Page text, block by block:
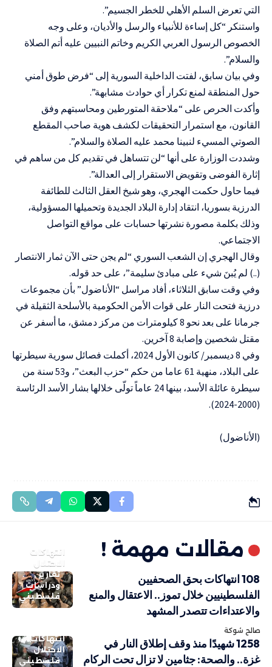
التي تعرض السلم الأهلي للخطر الجسيم”.
واستنكر “كل إساءة للأنبياء والرسل والأديان، وعلى وجه
الخصوص الرسول العربي الكريم وخاتم النبيين عليه أتم الصلاة
والسلام”.
وفي بيان سابق، لفتت الداخلية السورية إلى “فرض طوق أمني
حول المنطقة لمنع تكرار أي حوادث مشابهة”.
وأكدت الحرص على “ملاحقة المتورطين ومحاسبتهم وفق
القانون، مع استمرار التحقيقات لكشف هوية صاحب المقطع
الصوتي المسيء لنبينا محمد عليه الصلاة والسلام”.
وشددت الوزارة على أنها “لن تتساهل في تقديم كل من ساهم في
إثارة الفوضى وتقويض الاستقرار إلى العدالة”.
فيما حاول حكمت الهجري، وهو شيخ العقل الثالث للطائفة
الدرزية بسوريا، انتقاد إدارة البلاد الجديدة وتحميلها المسؤولية،
وذلك بكلمة مصورة نشرتها حسابات على مواقع التواصل
الاجتماعي.
وقال الهجري إن الشعب السوري “لم يجن حتى الآن ثمار الانتصار
(..) لم يُبنَ شيء على مبادئ سليمة”، على حد قوله.
وفي وقت سابق الثلاثاء، أفاد مراسل “الأناضول” بأن مجموعات
درزية فتحت النار على قوات الأمن الحكومية بالأسلحة الثقيلة في
جرمانا على بعد نحو 8 كيلومترات من مركز دمشق، ما أسفر عن
مقتل شخصين وإصابة 8 آخرين.
وفي 8 ديسمبر/ كانون الأول 2024، أكملت فصائل سورية سيطرتها
على البلاد، منهية 61 عاما من حكم “حزب البعث”، و53 سنة من
سيطرة عائلة الأسد، بينها 24 عاماً تولّى خلالها بشار الأسد الرئاسة
(2000-2024).
(الأناضول)
مقالات مهمة !
انتهاكات
الاحتلال
تقارير
ودراسات
فلسطيني
108 انتهاكات بحق الصحفيين
الفلسطينيين خلال تموز.. الاعتقال والمنع
والاعتداءات تتصدر المشهد
صالح شوكة
انتهاكات
الاحتلال
فلسطيني
1258 شهيدًا منذ وقف إطلاق النار في
غزة.. والصحة: جثامين لا تزال تحت الركام